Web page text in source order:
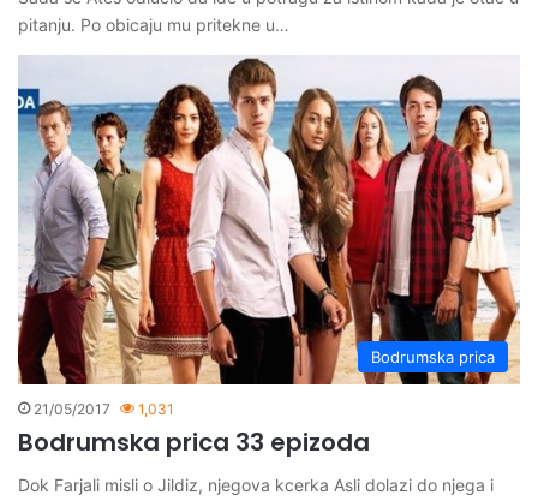
pitanju. Po obicaju mu pritekne u…
Bodrumska prica
21/05/2017 1,031
Bodrumska prica 33 epizoda
Dok Farjali misli o Jildiz, njegova kcerka Asli dolazi do njega i